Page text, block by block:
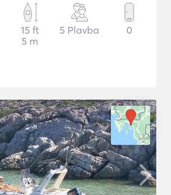
15 ft
5 m
5 Plavba 0